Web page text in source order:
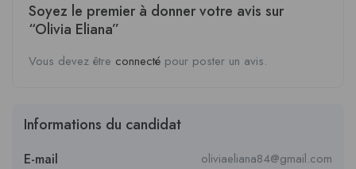
Soyez le premier à donner votre avis sur
“Olivia Eliana”
Vous devez être connecté pour poster un avis.
Informations du candidat
E-mail oliviaeliana84@gmail.com